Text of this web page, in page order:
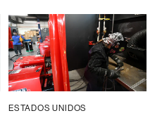
ESTADOS UNIDOS